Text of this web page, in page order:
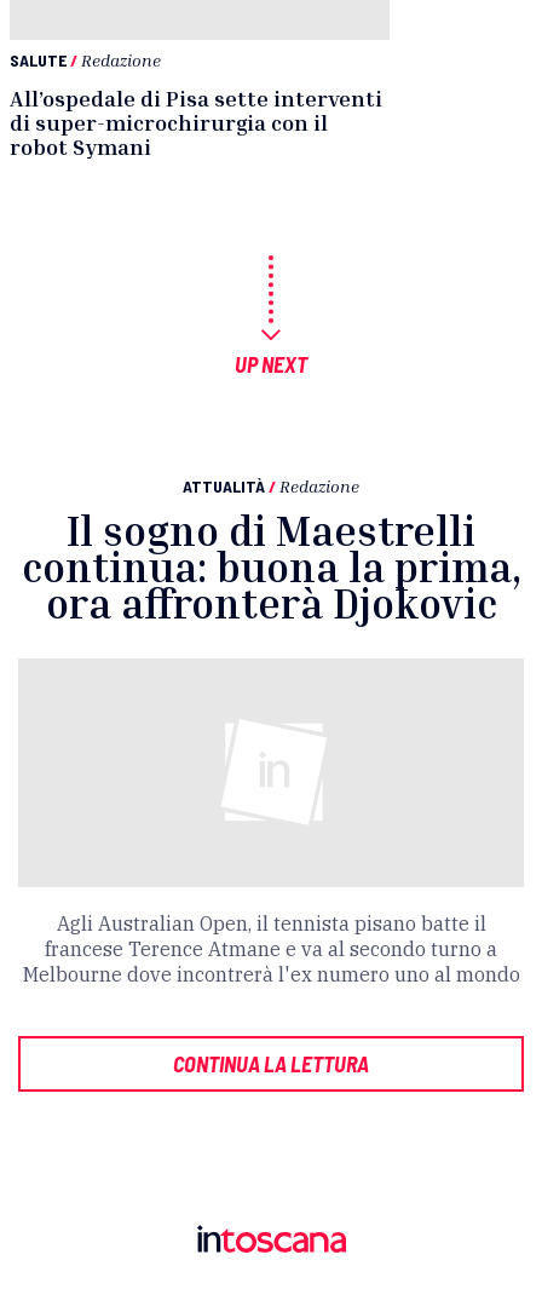
SALUTE/ Redazione
All’ospedale di Pisa sette interventi
di super-microchirurgia con il
robot Symani
UP NEXT
ATTUALITÀ/ Redazione
Il sogno di Maestrelli
continua: buona la prima,
ora affronterà Djokovic
Agli Australian Open, il tennista pisano batte il
francese Terence Atmane e va al secondo turno a
Melbourne dove incontrerà l'ex numero uno al mondo
CONTINUA LA LETTURA